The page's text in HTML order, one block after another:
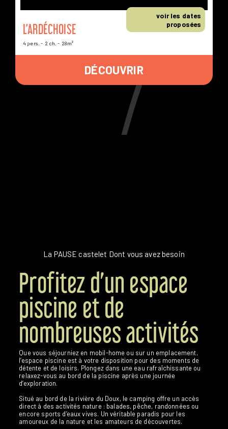
L’ARDÉCHOISE
4 pers. 2 ch. 28m²
voir les dates
proposées
DÉCOUVRIR
La PAUSE castelet Dont vous avez besoin
Profitez d’un espace
piscine et de
nombreuses activités
Que vous séjourniez en mobil-home ou sur un emplacement,
l’espace piscine est à votre disposition pour des moments de
détente et de loisirs. Plongez dans une eau rafraîchissante ou
relaxez-vous au bord de la piscine après une journée
d’exploration.
Situé au bord de la rivière du Doux, le camping offre un accès
direct à des activités nature : balades, pêche, randonnées ou
encore sports d’eaux vives. Un véritable paradis pour les
amoureux de la nature et les amateurs de découvertes.